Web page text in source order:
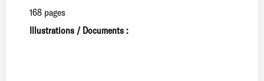
168 pages
Illustrations / Documents :